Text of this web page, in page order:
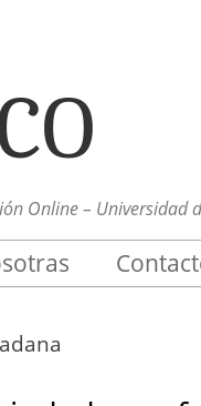
Online – Universidad